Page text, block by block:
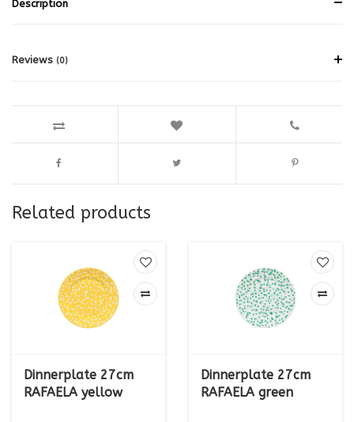
Description
Reviews (0)
Related products
Dinnerplate 27cm
RAFAELA yellow
Dinnerplate 27cm
RAFAELA green